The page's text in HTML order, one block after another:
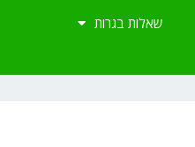
שאלות בגרות